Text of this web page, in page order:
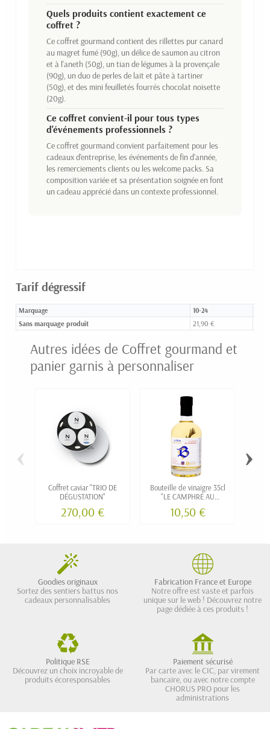
Quels produits contient exactement ce
coffret ?
Ce coffret gourmand contient des rillettes pur canard
au magret fumé (90g), un délice de saumon au citron
et à l'aneth (50g), un tian de légumes à la provençale
(90g), un duo de perles de lait et pâte à tartiner
(50g), et des mini feuilletés fourrés chocolat noisette
(20g).
Ce coffret convient-il pour tous types
d'événements professionnels ?
Ce coffret gourmand convient parfaitement pour les
cadeaux d'entreprise, les événements de fin d'année,
les remerciements clients ou les welcome packs. Sa
composition variée et sa présentation soignée en font
un cadeau apprécié dans un contexte professionnel.
Tarif dégressif
Marquage 10-24
Sans marquage produit 21,90 €
Autres idées de Coffret gourmand et
panier garnis à personnaliser
Coffret caviar "TRIO DE
DÉGUSTATION"
270,00 €
Bouteille de vinaigre 35cl
"LE CAMPHRÉ AU
10,50 €
‹ ›
Goodies originaux
Sortez des sentiers battus nos
cadeaux personnalisables
Fabrication France et Europe
Notre offre est vaste et parfois
unique sur le web ! Découvrez notre
page dédiée à ces produits !
Politique RSE
Découvrez un choix incroyable de
produits écoresponsables
Paiement sécurisé
Par carte avec le CIC, par virement
bancaire, ou avec notre compte
CHORUS PRO pour les
administrations